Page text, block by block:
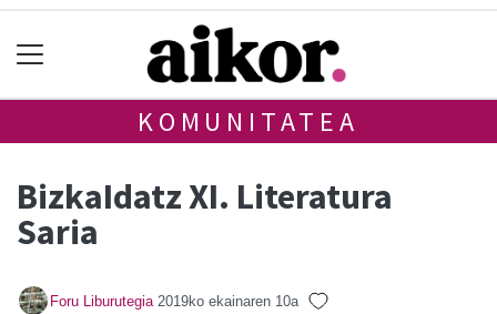
KOMUNITATEA
BizkaIdatz XI. Literatura
Saria
Foru Liburutegia 2019ko ekainaren 10a